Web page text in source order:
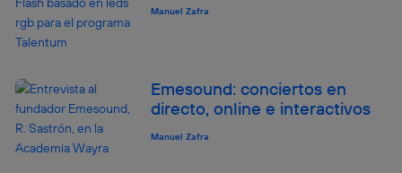
Manuel Zafra
Emesound: conciertos en
directo, online e interactivos
Manuel Zafra
actividades de navegación de los miembros del hogar
que hayan dado su consentimiento.
navegación del usuario del móvil.
Puedes gestionar los consentimientos Utiq seleccionando
“Administrar Utiq” en la parte inferior de esta página web o
visitando el portal de privacidad de Utiq